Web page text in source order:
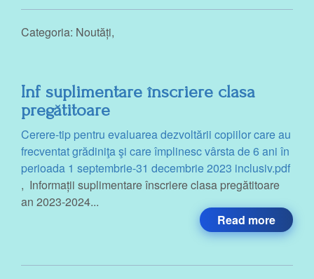
Categoria: Noutăți,
Inf suplimentare înscriere clasa
pregătitoare
Cerere-tip pentru evaluarea dezvoltării copiilor care au
frecventat grădiniţa şi care împlinesc vârsta de 6 ani în
perioada 1 septembrie-31 decembrie 2023 inclusiv.pdf
, Informații suplimentare înscriere clasa pregătitoare
an 2023-2024...
Read more